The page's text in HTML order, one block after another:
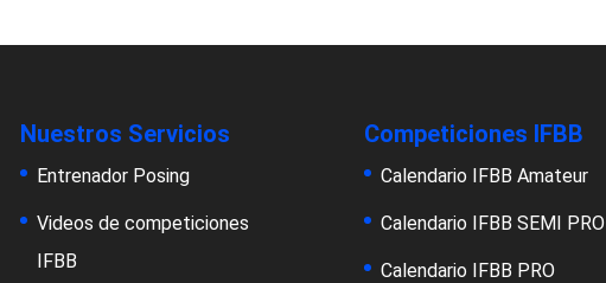
Nuestros Servicios
Entrenador Posing
Videos de competiciones
IFBB
Competiciones IFBB
Calendario IFBB Amateur
Calendario IFBB SEMI PRO
Calendario IFBB PRO